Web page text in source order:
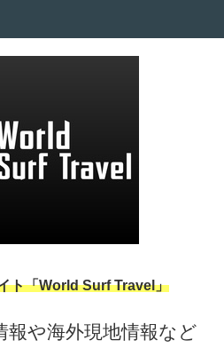
ト「World Surf Travel」
報や海外現地情報など